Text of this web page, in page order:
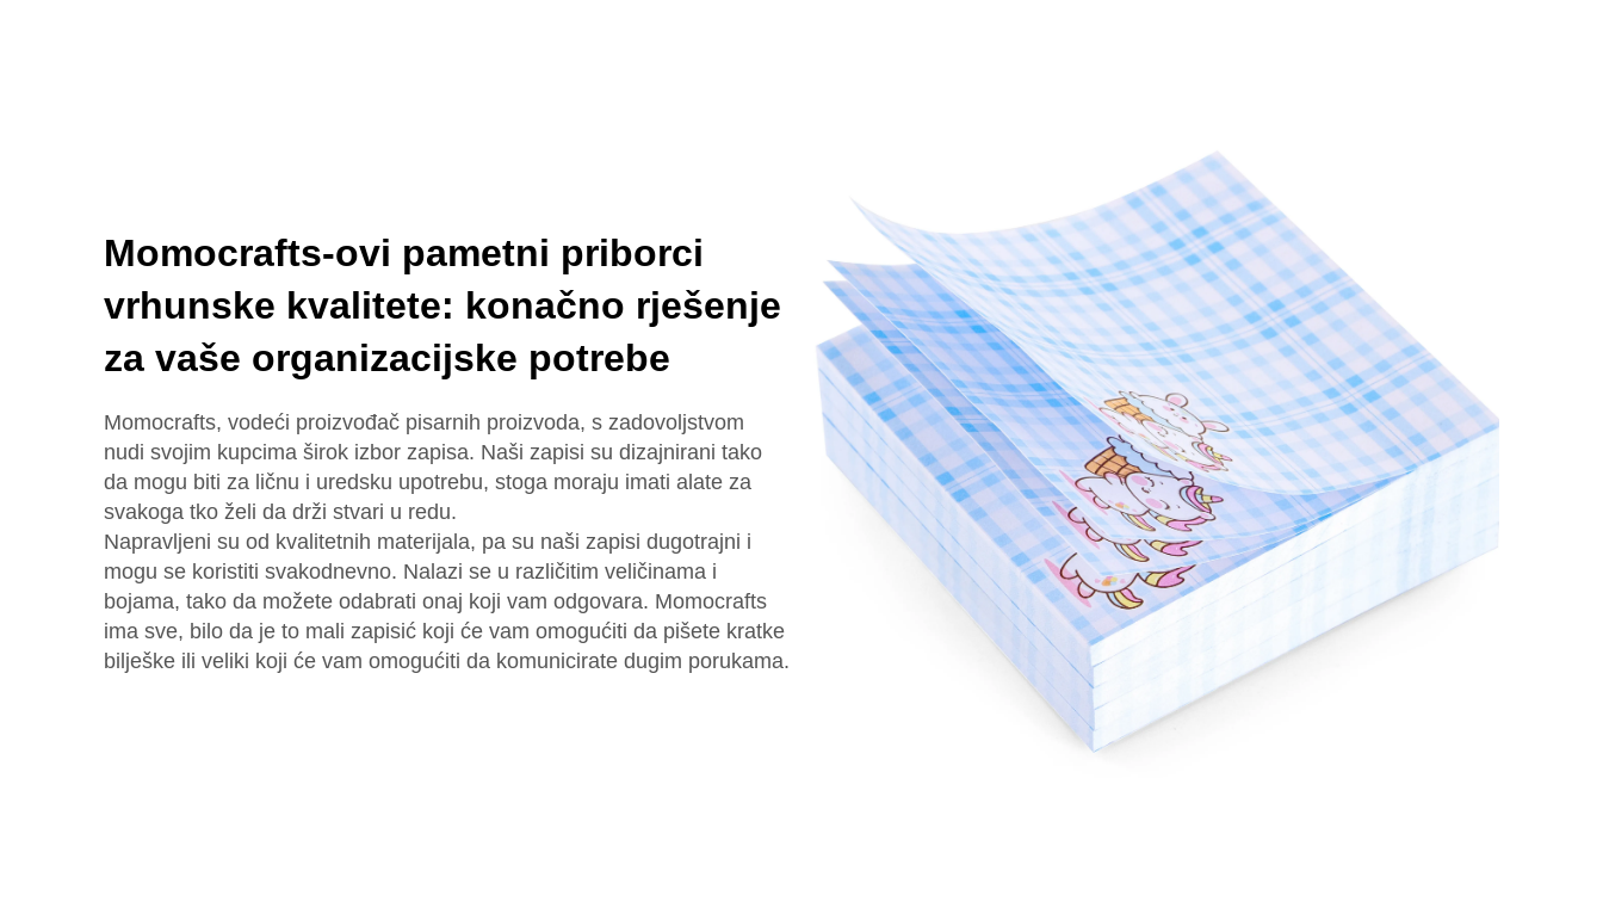
Momocrafts-ovi pametni priborci
vrhunske kvalitete: konačno rješenje
za vaše organizacijske potrebe
Momocrafts, vodeći proizvođač pisarnih proizvoda, s zadovoljstvom
nudi svojim kupcima širok izbor zapisa. Naši zapisi su dizajnirani tako
da mogu biti za ličnu i uredsku upotrebu, stoga moraju imati alate za
svakoga tko želi da drži stvari u redu.
Napravljeni su od kvalitetnih materijala, pa su naši zapisi dugotrajni i
mogu se koristiti svakodnevno. Nalazi se u različitim veličinama i
bojama, tako da možete odabrati onaj koji vam odgovara. Momocrafts
ima sve, bilo da je to mali zapisić koji će vam omogućiti da pišete kratke
bilješke ili veliki koji će vam omogućiti da komunicirate dugim porukama.